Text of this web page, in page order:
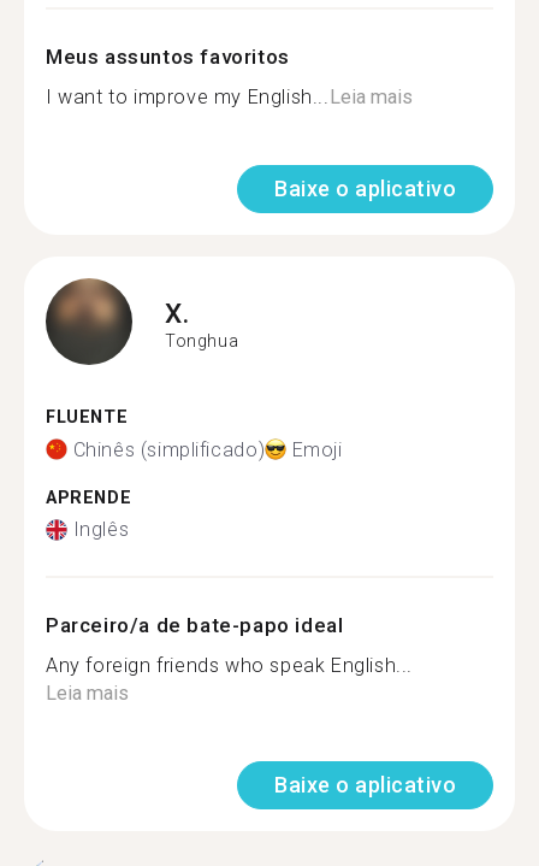
Meus assuntos favoritos
I want to improve my English...Leia mais
Baixe o aplicativo
X.
Tonghua
FLUENTE
Chinês (simplificado) Emoji
APRENDE
Inglês
Parceiro/a de bate-papo ideal
Any foreign friends who speak English...
Leia mais
Baixe o aplicativo